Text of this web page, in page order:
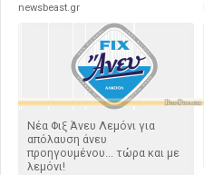
newsbeast.gr
Νέα Φιξ Άνευ Λεμόνι για
απόλαυση άνευ
προηγουμένου... τώρα και με
λεμόνι!